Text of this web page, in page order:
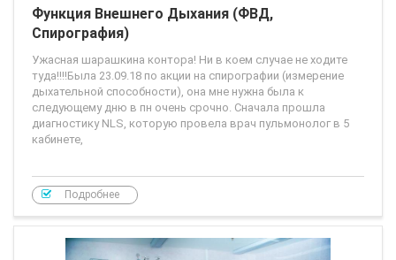
Функция Внешнего Дыхания (ФВД,
Спирография)
Ужасная шарашкина контора! Ни в коем случае не ходите
туда!!!!Была 23.09.18 по акции на спирографии (измерение
дыхательной способности), она мне нужна была к
следующему дню в пн очень срочно. Сначала прошла
диагностику NLS, которую провела врач пульмонолог в 5
кабинете,
Подробнее